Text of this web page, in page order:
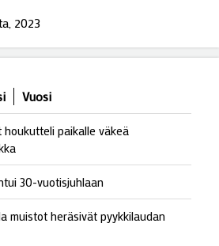
2023
Vuosi
houkutteli paikalle väkeä
30-vuotisjuhlaan
muistot heräsivät pyykkilaudan